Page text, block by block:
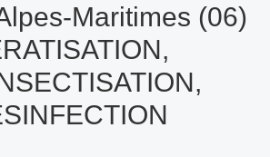
Maritimes (06)